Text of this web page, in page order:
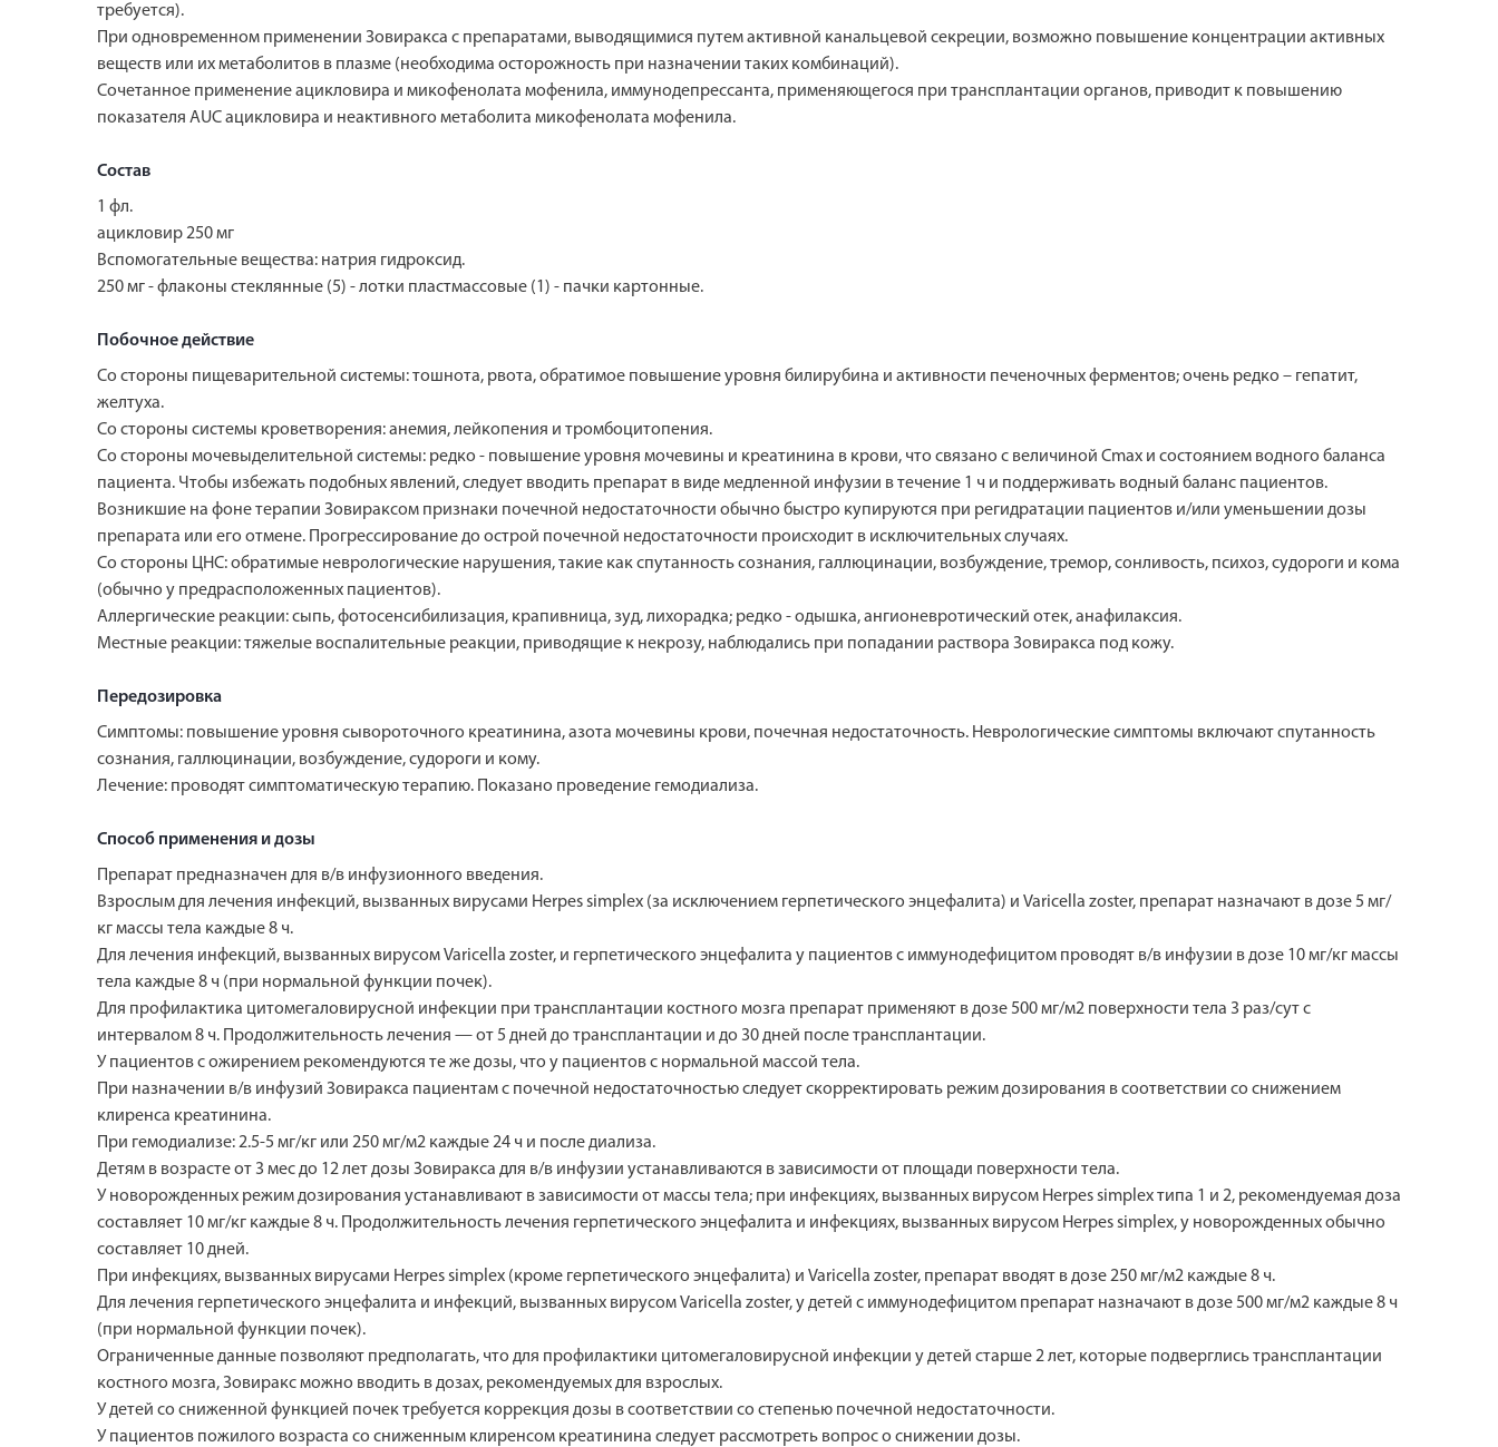
требуется).
При одновременном применении Зовиракса с препаратами, выводящимися путем активной канальцевой секреции, возможно повышение концентрации активных
веществ или их метаболитов в плазме (необходима осторожность при назначении таких комбинаций).
Сочетанное применение ацикловира и микофенолата мофенила, иммунодепрессанта, применяющегося при трансплантации органов, приводит к повышению
показателя AUC ацикловира и неактивного метаболита микофенолата мофенила.
Состав
1 фл.
ацикловир 250 мг
Вспомогательные вещества: натрия гидроксид.
250 мг - флаконы стеклянные (5) - лотки пластмассовые (1) - пачки картонные.
Побочное действие
Со стороны пищеварительной системы: тошнота, рвота, обратимое повышение уровня билирубина и активности печеночных ферментов; очень редко – гепатит,
желтуха.
Со стороны системы кроветворения: анемия, лейкопения и тромбоцитопения.
Со стороны мочевыделительной системы: редко - повышение уровня мочевины и креатинина в крови, что связано с величиной Cmax и состоянием водного баланса
пациента. Чтобы избежать подобных явлений, следует вводить препарат в виде медленной инфузии в течение 1 ч и поддерживать водный баланс пациентов.
Возникшие на фоне терапии Зовираксом признаки почечной недостаточности обычно быстро купируются при регидратации пациентов и/или уменьшении дозы
препарата или его отмене. Прогрессирование до острой почечной недостаточности происходит в исключительных случаях.
Со стороны ЦНС: обратимые неврологические нарушения, такие как спутанность сознания, галлюцинации, возбуждение, тремор, сонливость, психоз, судороги и кома
(обычно у предрасположенных пациентов).
Аллергические реакции: сыпь, фотосенсибилизация, крапивница, зуд, лихорадка; редко - одышка, ангионевротический отек, анафилаксия.
Местные реакции: тяжелые воспалительные реакции, приводящие к некрозу, наблюдались при попадании раствора Зовиракса под кожу.
Передозировка
Симптомы: повышение уровня сывороточного креатинина, азота мочевины крови, почечная недостаточность. Неврологические симптомы включают спутанность
сознания, галлюцинации, возбуждение, судороги и кому.
Лечение: проводят симптоматическую терапию. Показано проведение гемодиализа.
Способ применения и дозы
Препарат предназначен для в/в инфузионного введения.
Взрослым для лечения инфекций, вызванных вирусами Herpes simplex (за исключением герпетического энцефалита) и Varicella zoster, препарат назначают в дозе 5 мг/
кг массы тела каждые 8 ч.
Для лечения инфекций, вызванных вирусом Varicella zoster, и герпетического энцефалита у пациентов с иммунодефицитом проводят в/в инфузии в дозе 10 мг/кг массы
тела каждые 8 ч (при нормальной функции почек).
Для профилактика цитомегаловирусной инфекции при трансплантации костного мозга препарат применяют в дозе 500 мг/м2 поверхности тела 3 раз/сут с
интервалом 8 ч. Продолжительность лечения — от 5 дней до трансплантации и до 30 дней после трансплантации.
У пациентов с ожирением рекомендуются те же дозы, что у пациентов c нормальной массой тела.
При назначении в/в инфузий Зовиракса пациентам с почечной недостаточностью следует скорректировать режим дозирования в соответствии со снижением
клиренса креатинина.
При гемодиализе: 2.5-5 мг/кг или 250 мг/м2 каждые 24 ч и после диализа.
Детям в возрасте от 3 мес до 12 лет дозы Зовиракса для в/в инфузии устанавливаются в зависимости от площади поверхности тела.
У новорожденных режим дозирования устанавливают в зависимости от массы тела; при инфекциях, вызванных вирусом Herpes simplex типа 1 и 2, рекомендуемая доза
составляет 10 мг/кг каждые 8 ч. Продолжительность лечения герпетического энцефалита и инфекциях, вызванных вирусом Herpes simplex, у новорожденных обычно
составляет 10 дней.
При инфекциях, вызванных вирусами Herpes simplex (кроме герпетического энцефалита) и Varicella zoster, препарат вводят в дозе 250 мг/м2 каждые 8 ч.
Для лечения герпетического энцефалита и инфекций, вызванных вирусом Varicella zoster, у детей с иммунодефицитом препарат назначают в дозе 500 мг/м2 каждые 8 ч
(при нормальной функции почек).
Ограниченные данные позволяют предполагать, что для профилактики цитомегаловирусной инфекции у детей старше 2 лет, которые подверглись трансплантации
костного мозга, Зовиракс можно вводить в дозах, рекомендуемых для взрослых.
У детей со сниженной функцией почек требуется коррекция дозы в соответствии со степенью почечной недостаточности.
У пациентов пожилого возраста со сниженным клиренсом креатинина следует рассмотреть вопрос о снижении дозы.